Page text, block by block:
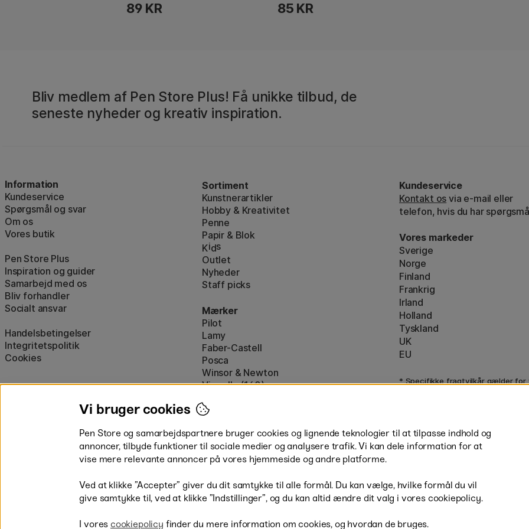
89 KR 85 KR
Bliv medlem af Pen Store Plus! Få unikke tilbud, de
seneste nyheder og kreativ inspiration.
Information
Kundeservice
Spørgsmål og svar
Om os
Vores butik
Pen Store Plus
Inspiration og guider
Samarbejd med os
Bliv forhandler
Socialt ansvar
Handelsbetingelser
Integritetspolitik
Cookies
Sortiment
Kunstnerartikler
Hobby & Kreativitet
Penne
Papir & Blok
Kids
Outlet
Nyheder
Staff picks
Mærker
Pilot
Lamy
Faber-Castell
Posca
Winsor & Newton
Visa alle (160)
Kundeservice
Kontakt os via e-mail eller
telefon, hvis du har
Vores markeder
Sverige
Norge
Finland
Frankrig
Irland
Holland
Tyskland
UK
EU
* Specifikke fragtvilkårgælder for
Betal nemt og sikkert
Vi bruger cookies
Pen Store og samarbejdspartnere bruger cookies og lignende teknologier til at tilpasse indhold og
annoncer, tilbyde funktioner til sociale medier og analysere trafik. Vi kan dele information for at
vise mere relevante annoncer på vores hjemmeside og andre platforme.
Ved at klikke ”Accepter” giver du dit samtykke til alle formål. Du kan vælge, hvilke formål du vil
give samtykke til, ved at klikke ”Indstillinger”, og du kan altid ændre dit valg i vores cookiepolicy.
I vores cookiepolicy finder du mere information om cookies, og hvordan de bruges.